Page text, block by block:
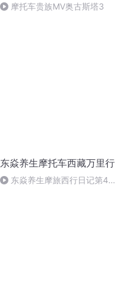
摩托车贵族MV奥古斯塔3
东焱养生摩托车西藏万里行
东焱养生摩旅西行日记第46-